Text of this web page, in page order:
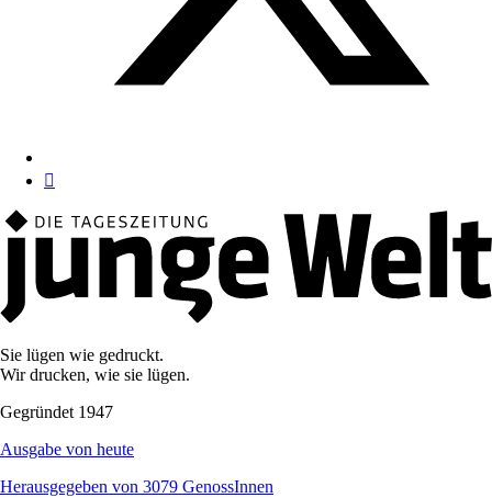
Sie lügen wie gedruckt.
Wir drucken, wie sie lügen.
Gegründet 1947
Ausgabe von heute
Herausgegeben von 3079 GenossInnen